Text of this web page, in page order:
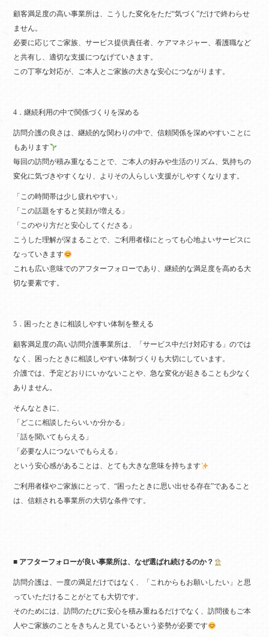
顧客満足度の高い事業所は、こうした変化をただ“気づく”だけで終わらせ
ません。
必要に応じてご家族、サービス提供責任者、ケアマネジャー、看護職など
と共有し、適切な支援につなげていきます。
この丁寧な対応が、ご本人とご家族の大きな安心につながります。
4．継続利用の中で関係づくりを深める
訪問介護の良さは、継続的な関わりの中で、信頼関係を深めやすいことに
もあります
毎回の訪問が積み重なることで、ご本人の好みや生活のリズム、気持ちの
変化に気づきやすくなり、よりその人らしい支援がしやすくなります。
「この時間帯は少し疲れやすい」
「この話題をすると笑顔が増える」
「このやり方だと安心してくださる」
こうした理解が深まることで、ご利用者様にとっても心地よいサービスに
なっていきます
これも広い意味でのアフターフォローであり、継続的な満足度を高める大
切な要素です。
5．困ったときに相談しやすい体制を整える
顧客満足度の高い訪問介護事業所は、「サービス中だけ対応する」のでは
なく、困ったときに相談しやすい体制づくりも大切にしています。
介護では、予定どおりにいかないことや、急な変化が起きることも少なく
ありません。
そんなときに、
「どこに相談したらいいか分かる」
「話を聞いてもらえる」
「必要な人につないでもらえる」
という安心感があることは、とても大きな意味を持ちます
ご利用者様やご家族にとって、“困ったときに思い出せる存在”であること
は、信頼される事業所の大切な条件です。
■ アフターフォローが良い事業所は、なぜ選ばれ続けるのか？
訪問介護は、一度の満足だけではなく、「これからもお願いしたい」と思
っていただけることがとても大切です。
そのためには、訪問のたびに安心を積み重ねるだけでなく、訪問後もご本
人やご家族のことをきちんと見ているという姿勢が必要です